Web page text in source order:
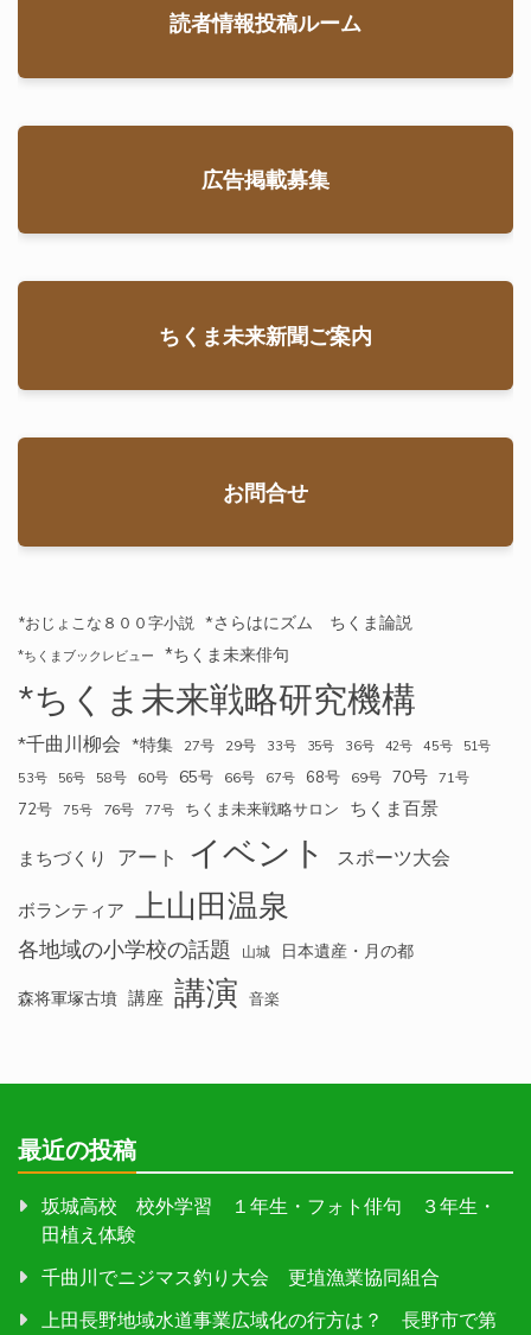
池,千曲市環境市
環境保全,環境教
読者情報投稿ルーム
広告掲載募集
ちくま未来新聞ご案内
お問合せ
*おじょこな８００字小説 *さらはにズム ちくま論説
*ちくまブックレビュー *ちくま未来俳句
*ちくま未来戦略研究機構
*千曲川柳会 *特集 27号 29号 33号 35号 36号 42号 45号
51号
53号
56号 58号 60号 65号 66号 67号 68号 69号 70号 71号
72号 75号 76号 77号 ちくま未来戦略サロン ちくま百景
まちづくり アート イベント スポーツ大会
ボランティア 上山田温泉
各地域の小学校の話題 山城 日本遺産・月の都
森将軍塚古墳 講座 講演 音楽
最近の投稿
坂城高校 校外学習 １年生・フォト俳句 ３年生・
田植え体験
千曲川でニジマス釣り大会 更埴漁業協同組合
上田長野地域水道事業広域化の行方は？ 長野市で第